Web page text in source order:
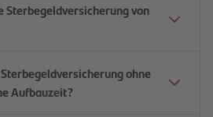
Sterbegeldversicherung von
ohne
Aufbauzeit?